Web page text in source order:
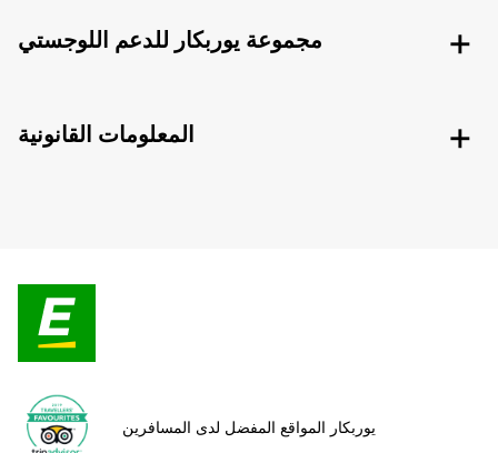
مجموعة يوربكار للدعم اللوجستي
المعلومات القانونية
يوربكار المواقع المفضل لدى المسافرين